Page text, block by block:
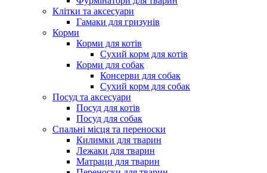
Клітки та аксесуари
Гамаки для гризунів
Корми
Корми для котів
Сухий корм для котів
Корми для собак
Консерви для собак
Сухий корм для собак
Посуд та аксесуари
Посуд для котів
Посуд для собак
Спальні місця та переноски
Килимки для тварин
Лежаки для тварин
Матраци для тварин